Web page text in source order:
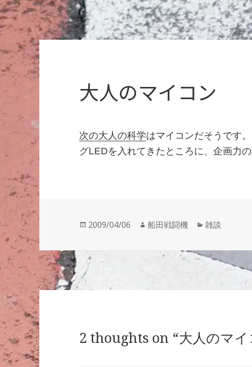
大人のマイコン
次の大人の科学はマイコンだそうです
グLEDを入れてきたところに、企画力
投
2009/04/06
作
船田戦闘機
カ
ゴ
リ
雑談
2 thoughts on “大人のマイ